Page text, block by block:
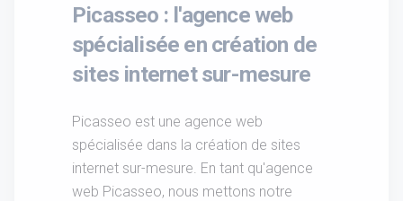
Picasseo : l'agence web
spécialisée en création de
sites internet sur-mesure
Picasseo est une agence web
spécialisée dans la création de sites
internet sur-mesure. En tant qu'agence
web Picasseo, nous mettons notre